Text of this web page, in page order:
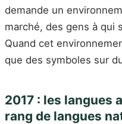
demande un
marché, des gens à qui
Quand cet
que des symboles sur
2017 : les langues
rang de langues